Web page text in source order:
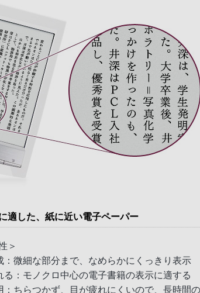
適した、紙に近い電子ペーパー
＞
：微細な部分まで、なめらかにくっきり表示
る：モノクロ中心の電子書籍の表示に適する
：ちらつかず、目が疲れにくいので、長時間